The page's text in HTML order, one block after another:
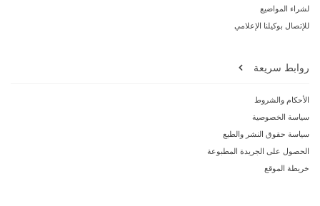
لشراء المواضيع
للإتصال بوكيلنا الإعلامي
روابط سريعة
الأحكام والشروط
سياسة الخصوصية
سياسة حقوق النشر والطبع
الحصول على الجريدة المطبوعة
خريطة الموقع